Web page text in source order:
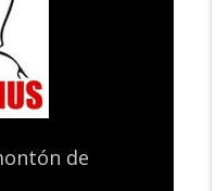
de